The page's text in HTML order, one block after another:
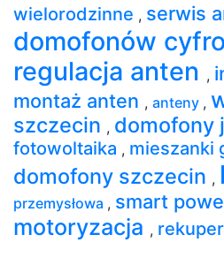
wielorodzinne , serwis
domofonów
regulacja anten ,
montaż anten , anteny ,
szczecin , domofony
fotowoltaika , mieszanki
domofony szczecin ,
przemysłowa , smart
motoryzacja ,